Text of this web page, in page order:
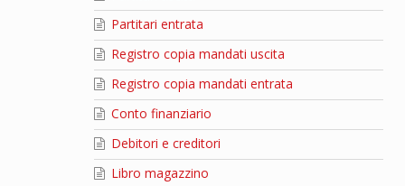
Partitari entrata
Registro copia mandati uscita
Registro copia mandati entrata
Conto finanziario
Debitori e creditori
Libro magazzino